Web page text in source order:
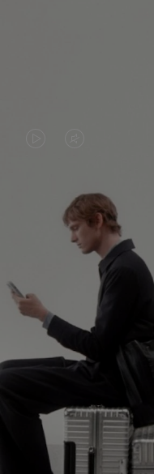
IST
NICHT
PAUSIERT,
BITTE
DRÜCKEN
SIE,
ES
BITTE
SIE
ZUM
HIER